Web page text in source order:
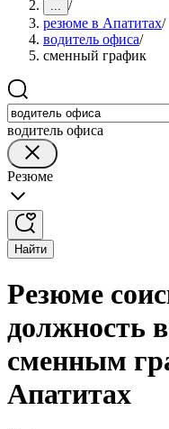
... /
резюме в Апатитах/
водитель офиса/
сменный график
водитель офиса
Резюме
Найти
Резюме
должность
сменным
Апатитах